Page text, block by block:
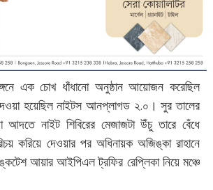
এক চোখ ধাঁধানো অনুষ্ঠান আয়োজন করেছিল
হয়েছিল নাইটস আনপ্লাগড ২.০। সুর তালের
আদতে নাইট শিবিরের মেজাজটা উঁচু তারে বেঁধে
করিয়ে দেওয়ার পর অধিনায়ক অজিঙ্কা রাহানে
আয়ার আইপিএল ট্রফির রেপ্লিকা নিয়ে মঞ্চে